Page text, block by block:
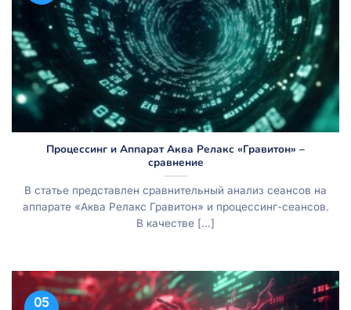
Процессинг и Аппарат Аква Релакс «Гравитон» –
сравнение
В статье представлен сравнительный анализ сеансов на
аппарате «Аква Релакс Гравитон» и процессинг-сеансов.
В качестве [...]
05